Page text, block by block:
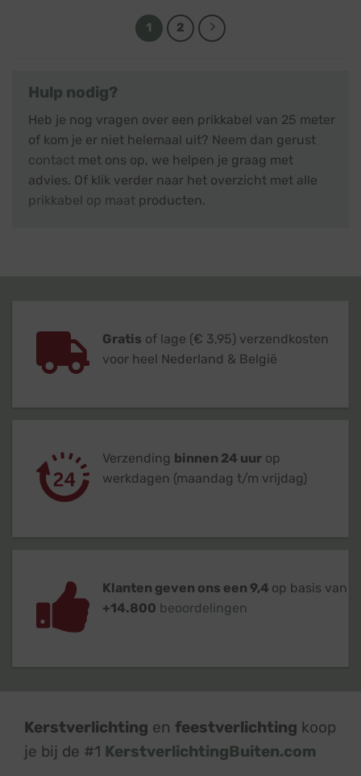
1 2
Hulp nodig?
Heb je nog vragen over een prikkabel van 25 meter
of kom je er niet helemaal uit? Neem dan gerust
contact met ons op, we helpen je graag met
advies. Of klik verder naar het overzicht met alle
prikkabel op maat producten.
Gratis of lage (€ 3,95) verzendkosten
voor heel Nederland & België
Verzending binnen 24 uur op
werkdagen (maandag t/m vrijdag)
Klanten geven ons een 9,4 op basis van
+14.800 beoordelingen
Kerstverlichting en feestverlichting koop
je bij de #1 KerstverlichtingBuiten.com